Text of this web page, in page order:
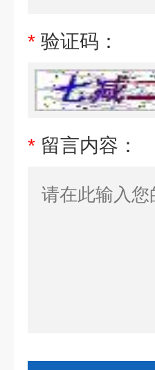
* 验证码：
* 留言内容：